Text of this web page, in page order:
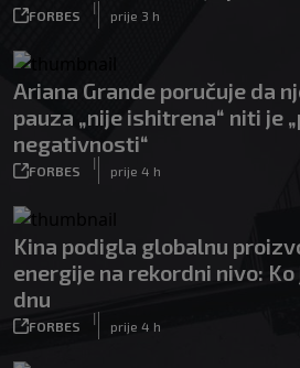
FORBES
|
prije 3 h
Ariana Grande poručuje da
pauza „nije ishitrena“ niti je
negativnosti“
FORBES
|
prije 4 h
Kina podigla globalnu
energije na rekordni nivo: Ko
dnu
FORBES
|
prije 4 h